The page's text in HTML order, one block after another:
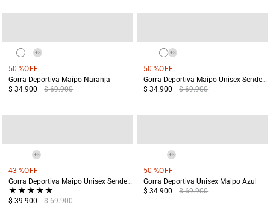
+3
50 %OFF
Gorra Deportiva Maipo Naranja
$ 34.900
$ 69.900
+3
50 %OFF
Gorra Deportiva Maipo Unisex Senderismo Rosado
$ 34.900
$ 69.900
+3
43 %OFF
Gorra Deportiva Maipo Unisex Senderismo Verde
★★★★★
$ 39.900 $ 69.900
+3
50 %OFF
Gorra Deportiva Unisex Maipo Azul
$ 34.900
$ 69.900